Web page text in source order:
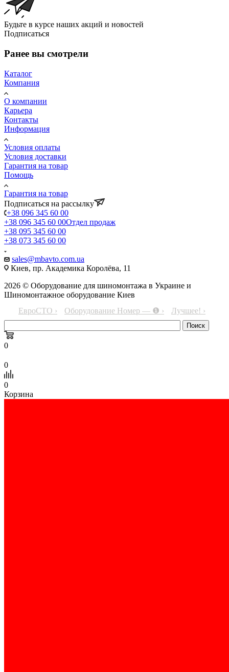
Будьте в курсе наших акций и новостей
Подписаться
Ранее вы смотрели
Каталог
Компания
О компании
Карьера
Контакты
Информация
Условия оплаты
Условия доставки
Гарантия на товар
Помощь
Гарантия на товар
Подписаться на рассылку
+38 096 345 60 00
+38 096 345 60 00Отдел продаж
+38 095 345 60 00
+38 073 345 60 00
sales@mbavto.com.ua
Киев, пр. Академика Королёва, 11
2026 © Оборудование для шиномонтажа в Украине и
Шиномонтажное оборудование Киев
ЕвроСТО ›
Оборудование Номер — ❶ › Лучшее! ›
0
0
0
Корзина